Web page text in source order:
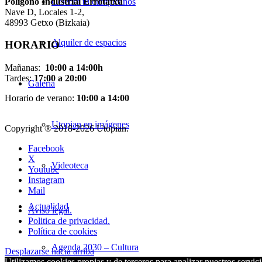
Alquiler de espacios
Galería
Utopian en imágenes
Videoteca
Actualidad
Agenda 2030 – Cultura
Nave D, Locales 1-2,
48993 Getxo (Bizkaia)
HORARIO
Mañanas: 10:00 a 14:00h
Tardes:17:00 a 20:00
Horario de verano: 10:00 a 14:00
Copyright ® 2018-2026 Utopian.
Facebook
X
Youtube
Instagram
Mail
Aviso legal.
Politica de privacidad.
Política de cookies
Desplazarse hacia arriba